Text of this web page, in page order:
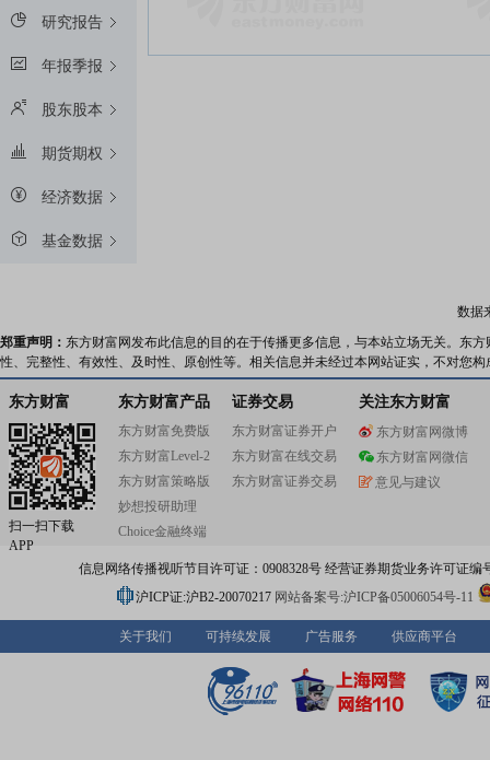
研究报告
年报季报
股东股本
期货期权
经济数据
基金数据
数据
郑重声明： 东方财富网发布此信息的目的在于传播更多信息，与本站立场无关。东
性、完整性、有效性、及时性、原创性等。相关信息并未经过本网站证实，不对您
东方财富
扫一扫下载
APP
东方财富产品
东方财富免费版
东方财富Level-2
东方财富策略版
妙想投研助理
Choice金融终端
证券交易
东方财富证券开户
东方财富在线交易
东方财富证券交易
关注东方财富
东方财富网微博
东方财富网微信
意见与建议
信息网络传播视听节目许可证：0908328号 经营证券期货业务许可证编
沪ICP证:沪B2-20070217 网站备案号:沪ICP备05006054号-11
关于我们 可持续发展 广告服务 供应商平台